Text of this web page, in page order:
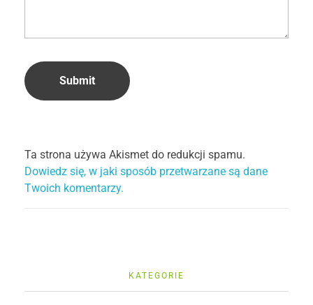
Ta strona używa Akismet do redukcji spamu.
Dowiedz się, w jaki sposób przetwarzane są dane
Twoich komentarzy.
KATEGORIE